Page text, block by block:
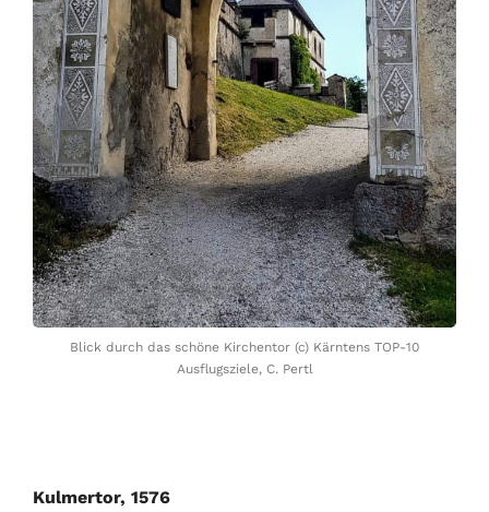
Blick durch das schöne Kirchentor (c) Kärntens TOP-10
Ausflugsziele, C. Pertl
Kulmertor, 1576